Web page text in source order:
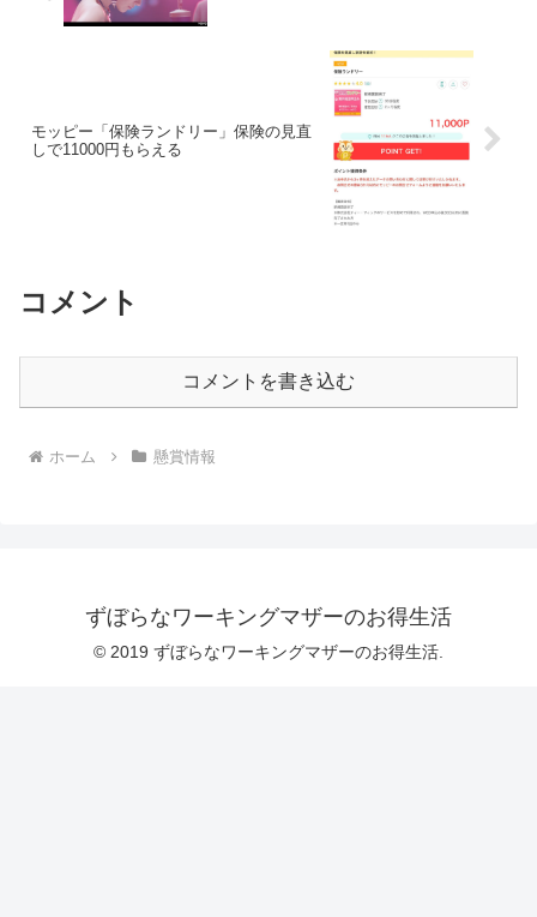
モッピー「保険ランドリー」保険の見直
しで11000円もらえる
コメント
コメントを書き込む
ホーム 懸賞情報
ずぼらなワーキングマザーのお得生活
© 2019 ずぼらなワーキングマザーのお得生活.